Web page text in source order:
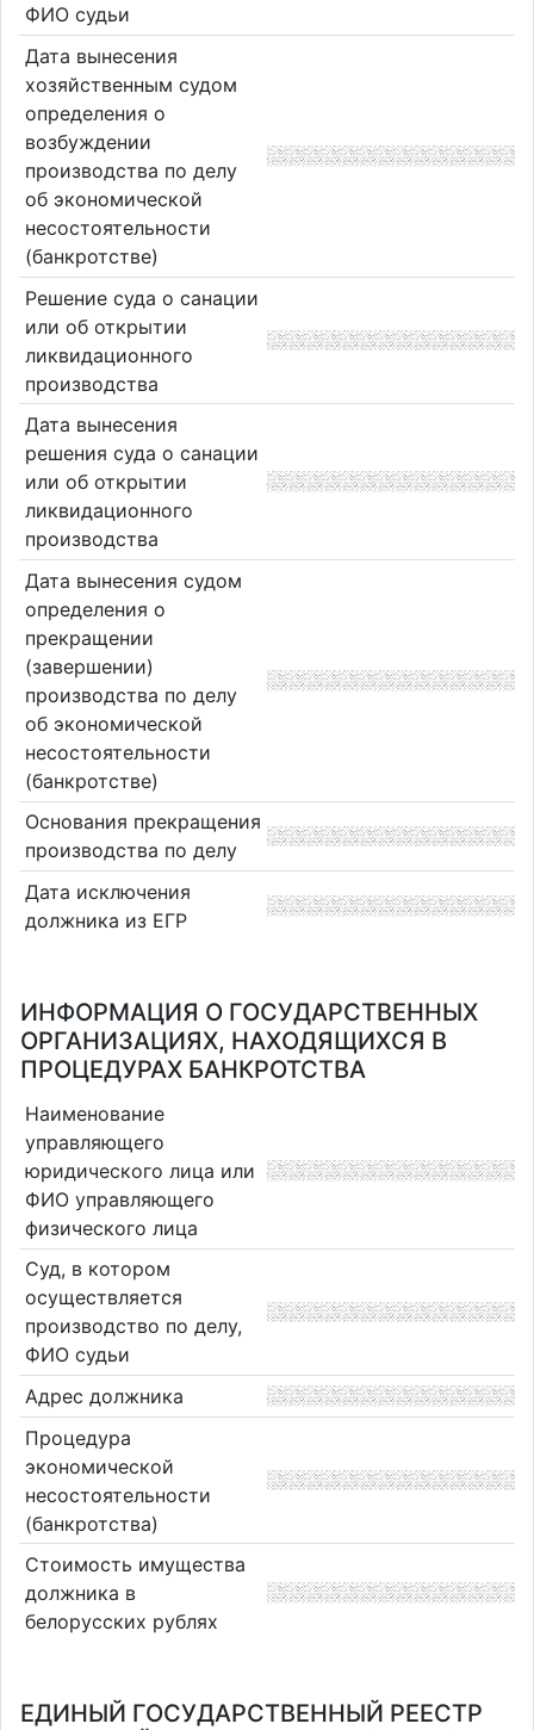
ФИО судьи
Дата вынесения
хозяйственным судом
определения о
возбуждении
производства по делу
об экономической
несостоятельности
(банкротстве)
Решение суда о санации
или об открытии
ликвидационного
производства
Дата вынесения
решения суда о санации
или об открытии
ликвидационного
производства
Дата вынесения судом
определения о
прекращении
(завершении)
производства по делу
об экономической
несостоятельности
(банкротстве)
Основания прекращения
производства по делу
Дата исключения
должника из ЕГР
ИНФОРМАЦИЯ О ГОСУДАРСТВЕННЫХ
ОРГАНИЗАЦИЯХ, НАХОДЯЩИХСЯ В
ПРОЦЕДУРАХ БАНКРОТСТВА
Наименование
управляющего
юридического лица или
ФИО управляющего
физического лица
Суд, в котором
осуществляется
производство по делу,
ФИО судьи
Адрес должника
Процедура
экономической
несостоятельности
(банкротства)
Стоимость имущества
должника в
белорусских рублях
ЕДИНЫЙ ГОСУДАРСТВЕННЫЙ РЕЕСТР